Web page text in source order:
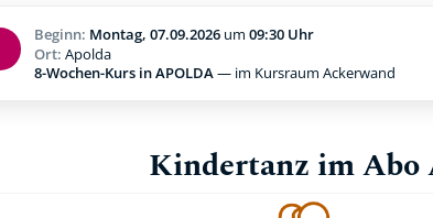
Beginn: Montag, 07.09.2026 um 09:30 Uhr
Ort: Apolda
8-Wochen-Kurs in APOLDA — im Kursraum Ackerwand
Kindertanz im Abo